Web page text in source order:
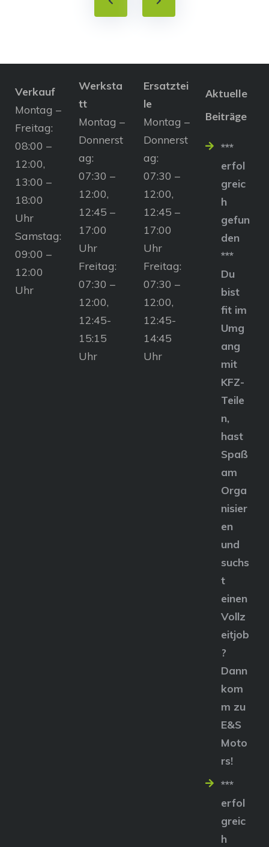
Verkauf
Montag –
Freitag:
08:00 –
12:00,
13:00 –
18:00
Uhr
Samstag:
09:00 –
12:00
Uhr
Werksta
tt
Montag –
Donnerst
ag:
07:30 –
12:00,
12:45 –
17:00
Uhr
Freitag:
07:30 –
12:00,
12:45-
15:15
Uhr
Ersatztei
le
Montag –
Donnerst
ag:
07:30 –
12:00,
12:45 –
17:00
Uhr
Freitag:
07:30 –
12:00,
12:45-
14:45
Uhr
Aktuelle
Beiträge
***
erfol
greic
h
gefun
den
***
Du
bist
fit im
Umg
ang
mit
KFZ-
Teile
n,
hast
Spaß
am
Orga
nisier
en
und
suchs
t
einen
Vollz
eitjob
?
Dann
kom
m zu
E&S
Moto
rs!
***
erfol
greic
h